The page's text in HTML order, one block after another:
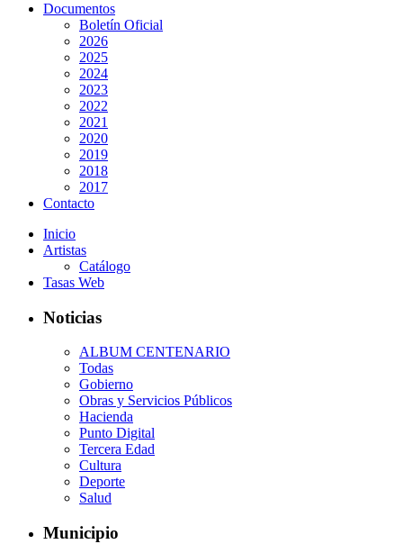
Documentos
Boletín Oficial
2026
2025
2024
2023
2022
2021
2020
2019
2018
2017
Contacto
Inicio
Artistas
Catálogo
Tasas Web
Noticias
ALBUM CENTENARIO
Todas
Gobierno
Obras y Servicios Públicos
Hacienda
Punto Digital
Tercera Edad
Cultura
Deporte
Salud
Municipio